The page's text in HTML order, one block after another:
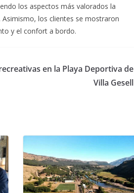
los aspectos más valorados la
los clientes se mostraron
y el confort a bordo.
en la Playa Deportiva de
Villa Gesell